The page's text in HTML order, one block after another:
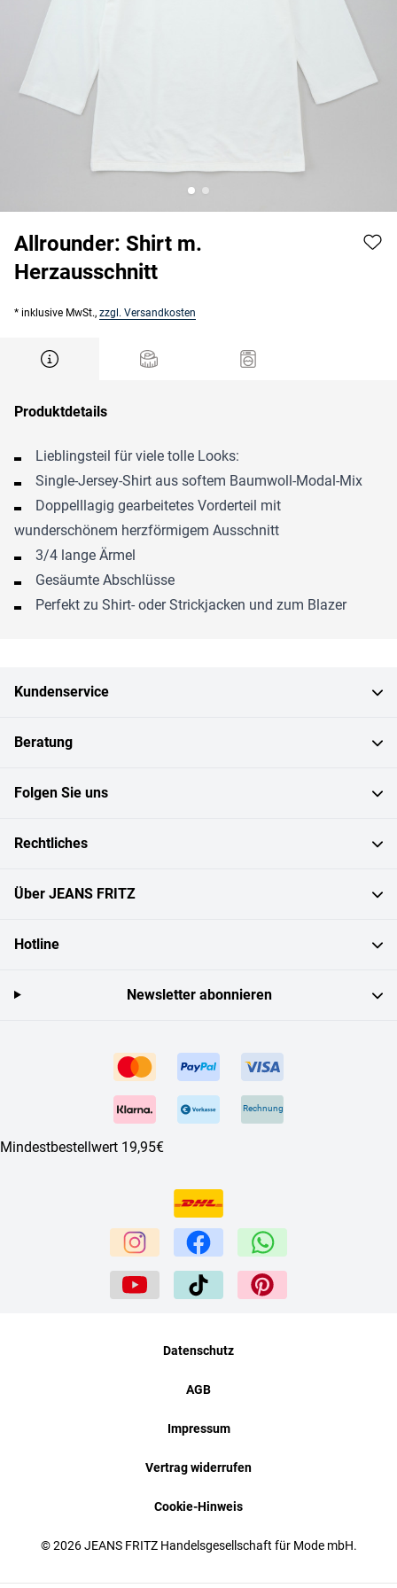
Allrounder: Shirt m.
Herzausschnitt
* inklusive MwSt., zzgl. Versandkosten
Produktdetails
Lieblingsteil für viele tolle Looks:
Single-Jersey-Shirt aus softem Baumwoll-Modal-Mix
Doppelllagig gearbeitetes Vorderteil mit
wunderschönem herzförmigem Ausschnitt
3/4 lange Ärmel
Gesäumte Abschlüsse
Perfekt zu Shirt- oder Strickjacken und zum Blazer
Kundenservice
Beratung
Folgen Sie uns
Rechtliches
Über JEANS FRITZ
Hotline
Rechnung
Mindestbestellwert 19,95€
Newsletter abonnieren
© 2026 JEANS FRITZ Handelsgesellschaft für Mode mbH.
Datenschutz
AGB
Impressum
Vertrag widerrufen
Cookie-Hinweis